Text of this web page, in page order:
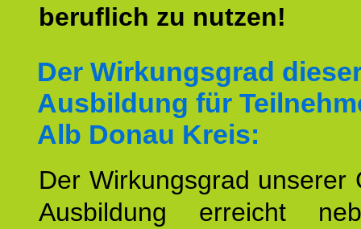
beruflich zu nutzen!
Der Wirkungsgrad
Ausbildung für
Alb Donau Kreis:
Der Wirkungsgrad unserer
Ausbildung erreicht